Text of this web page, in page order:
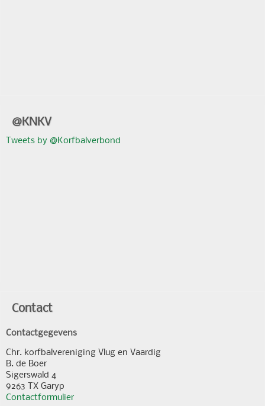
@KNKV
Tweets by @Korfbalverbond
Contact
Contactgegevens
Chr. korfbalvereniging Vlug en Vaardig
B. de Boer
Sigerswald 4
9263 TX Garyp
Contactformulier